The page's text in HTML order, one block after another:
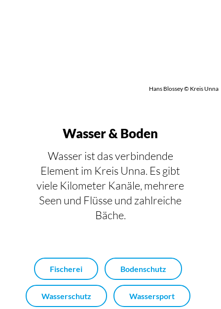
Hans Blossey © Kreis Unna
Wasser & Boden
Wasser ist das verbindende
Element im Kreis Unna. Es gibt
viele Kilometer Kanäle, mehrere
Seen und Flüsse und zahlreiche
Bäche.
Fischerei Bodenschutz
Wasserschutz Wassersport